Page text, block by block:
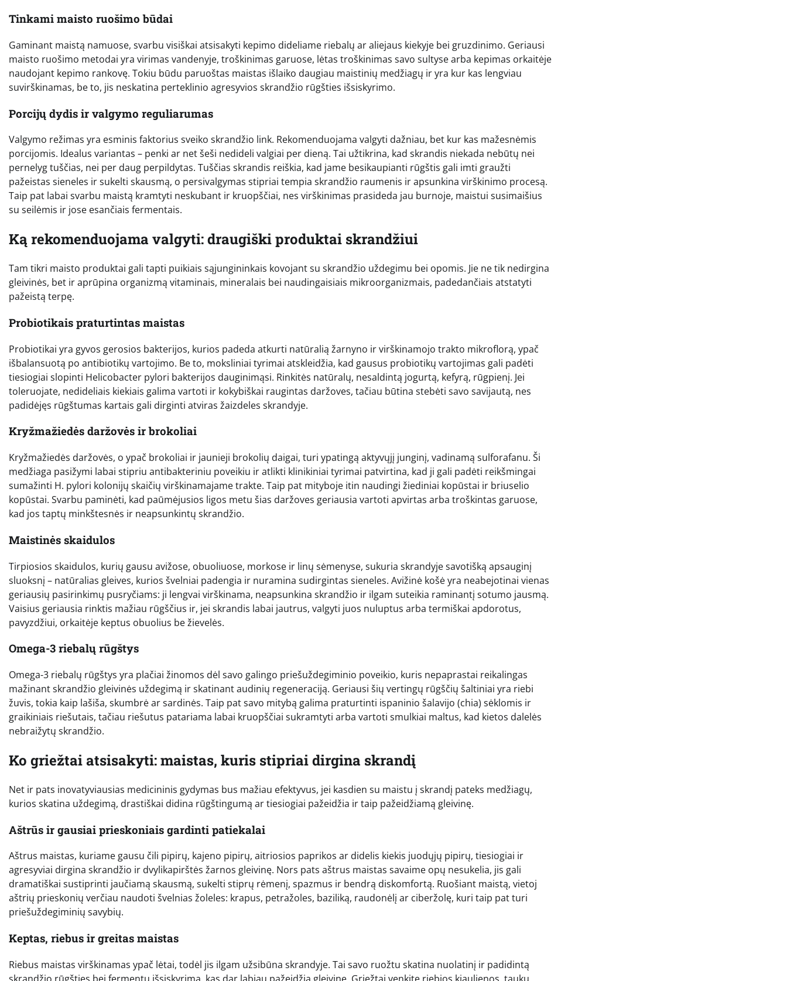
Tinkami maisto ruošimo būdai
Gaminant maistą namuose, svarbu visiškai atsisakyti kepimo dideliame riebalų ar aliejaus kiekyje bei gruzdinimo. Geriausi
maisto ruošimo metodai yra virimas vandenyje, troškinimas garuose, lėtas troškinimas savo sultyse arba kepimas orkaitėje
naudojant kepimo rankovę. Tokiu būdu paruoštas maistas išlaiko daugiau maistinių medžiagų ir yra kur kas lengviau
suvirškinamas, be to, jis neskatina perteklinio agresyvios skrandžio rūgšties išsiskyrimo.
Porcijų dydis ir valgymo reguliarumas
Valgymo režimas yra esminis faktorius sveiko skrandžio link. Rekomenduojama valgyti dažniau, bet kur kas mažesnėmis
porcijomis. Idealus variantas – penki ar net šeši nedideli valgiai per dieną. Tai užtikrina, kad skrandis niekada nebūtų nei
pernelyg tuščias, nei per daug perpildytas. Tuščias skrandis reiškia, kad jame besikaupianti rūgštis gali imti graužti
pažeistas sieneles ir sukelti skausmą, o persivalgymas stipriai tempia skrandžio raumenis ir apsunkina virškinimo procesą.
Taip pat labai svarbu maistą kramtyti neskubant ir kruopščiai, nes virškinimas prasideda jau burnoje, maistui susimaišius
su seilėmis ir jose esančiais fermentais.
Ką rekomenduojama valgyti: draugiški produktai skrandžiui
Tam tikri maisto produktai gali tapti puikiais sąjungininkais kovojant su skrandžio uždegimu bei opomis. Jie ne tik nedirgina
gleivinės, bet ir aprūpina organizmą vitaminais, mineralais bei naudingaisiais mikroorganizmais, padedančiais atstatyti
pažeistą terpę.
Probiotikais praturtintas maistas
Probiotikai yra gyvos gerosios bakterijos, kurios padeda atkurti natūralią žarnyno ir virškinamojo trakto mikroflorą, ypač
išbalansuotą po antibiotikų vartojimo. Be to, moksliniai tyrimai atskleidžia, kad gausus probiotikų vartojimas gali padėti
tiesiogiai slopinti Helicobacter pylori bakterijos dauginimąsi. Rinkitės natūralų, nesaldintą jogurtą, kefyrą, rūgpienį. Jei
toleruojate, nedideliais kiekiais galima vartoti ir kokybiškai raugintas daržoves, tačiau būtina stebėti savo savijautą, nes
padidėjęs rūgštumas kartais gali dirginti atviras žaizdeles skrandyje.
Kryžmažiedės daržovės ir brokoliai
Kryžmažiedės daržovės, o ypač brokoliai ir jaunieji brokolių daigai, turi ypatingą aktyvųjį junginį, vadinamą sulforafanu. Ši
medžiaga pasižymi labai stipriu antibakteriniu poveikiu ir atlikti klinikiniai tyrimai patvirtina, kad ji gali padėti reikšmingai
sumažinti H. pylori kolonijų skaičių virškinamajame trakte. Taip pat mityboje itin naudingi žiediniai kopūstai ir briuselio
kopūstai. Svarbu paminėti, kad paūmėjusios ligos metu šias daržoves geriausia vartoti apvirtas arba troškintas garuose,
kad jos taptų minkštesnės ir neapsunkintų skrandžio.
Maistinės skaidulos
Tirpiosios skaidulos, kurių gausu avižose, obuoliuose, morkose ir linų sėmenyse, sukuria skrandyje savotišką apsauginį
sluoksnį – natūralias gleives, kurios švelniai padengia ir nuramina sudirgintas sieneles. Avižinė košė yra neabejotinai vienas
geriausių pasirinkimų pusryčiams: ji lengvai virškinama, neapsunkina skrandžio ir ilgam suteikia raminantį sotumo jausmą.
Vaisius geriausia rinktis mažiau rūgščius ir, jei skrandis labai jautrus, valgyti juos nuluptus arba termiškai apdorotus,
pavyzdžiui, orkaitėje keptus obuolius be žievelės.
Omega-3 riebalų rūgštys
Omega-3 riebalų rūgštys yra plačiai žinomos dėl savo galingo priešuždegiminio poveikio, kuris nepaprastai reikalingas
mažinant skrandžio gleivinės uždegimą ir skatinant audinių regeneraciją. Geriausi šių vertingų rūgščių šaltiniai yra riebi
žuvis, tokia kaip lašiša, skumbrė ar sardinės. Taip pat savo mitybą galima praturtinti ispaninio šalavijo (chia) sėklomis ir
graikiniais riešutais, tačiau riešutus patariama labai kruopščiai sukramtyti arba vartoti smulkiai maltus, kad kietos dalelės
nebraižytų skrandžio.
Ko griežtai atsisakyti: maistas, kuris stipriai dirgina skrandį
Net ir pats inovatyviausias medicininis gydymas bus mažiau efektyvus, jei kasdien su maistu į skrandį pateks medžiagų,
kurios skatina uždegimą, drastiškai didina rūgštingumą ar tiesiogiai pažeidžia ir taip pažeidžiamą gleivinę.
Aštrūs ir gausiai prieskoniais gardinti patiekalai
Aštrus maistas, kuriame gausu čili pipirų, kajeno pipirų, aitriosios paprikos ar didelis kiekis juodųjų pipirų, tiesiogiai ir
agresyviai dirgina skrandžio ir dvylikapirštės žarnos gleivinę. Nors pats aštrus maistas savaime opų nesukelia, jis gali
dramatiškai sustiprinti jaučiamą skausmą, sukelti stiprų rėmenį, spazmus ir bendrą diskomfortą. Ruošiant maistą, vietoj
aštrių prieskonių verčiau naudoti švelnias žoleles: krapus, petražoles, baziliką, raudonėlį ar ciberžolę, kuri taip pat turi
priešuždegiminių savybių.
Keptas, riebus ir greitas maistas
Riebus maistas virškinamas ypač lėtai, todėl jis ilgam užsibūna skrandyje. Tai savo ruožtu skatina nuolatinį ir padidintą